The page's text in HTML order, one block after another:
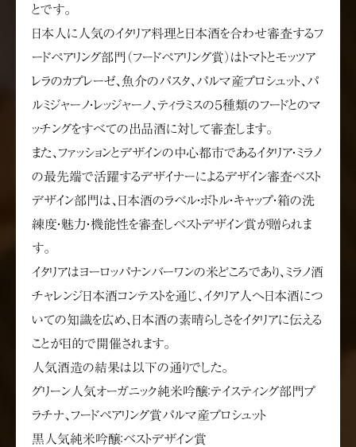
とです。
日本人に人気のイタリア料理と日本酒を合わせ審査するフ
ードペアリング部門（フードペアリング賞）はトマトとモッツア
レラのカプレーゼ、魚介のパスタ、パルマ産プロシュット、パ
ルミジャーノ・レッジャーノ、ティラミスの５種類のフードとのマ
ッチングをすべての出品酒に対して審査します。
また、ファッションとデザインの中心都市であるイタリア・ミラノ
の最先端で活躍するデザイナーによるデザイン審査ベスト
デザイン部門は、日本酒のラベル・ボトル・キャップ・箱の洗
練度・魅力・機能性を審査しベストデザイン賞が贈られま
す。
イタリアはヨーロッパナンバーワンの米どころであり、ミラノ酒
チャレンジ日本酒コンテストを通じ、イタリア人へ日本酒につ
いての知識を広め、日本酒の素晴らしさをイタリアに伝える
ことが目的で開催されます。
人気酒造の結果は以下の通りでした。
グリーン人気オーガニック純米吟醸：テイスティング部門プ
ラチナ、フードペアリング賞パルマ産プロシュット
黒人気純米吟醸：ベストデザイン賞